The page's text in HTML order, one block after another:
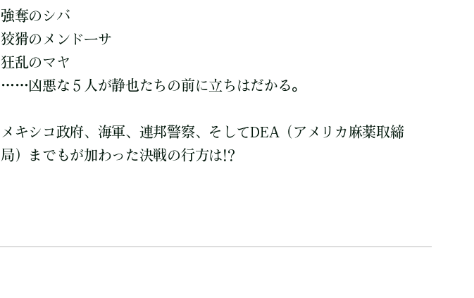
強奪のシバ
狡猾のメンドーサ
狂乱のマヤ
……凶悪な５人が静也たちの前に立ちはだかる。
メキシコ政府、海軍、連邦警察、そしてDEA（アメリカ麻薬取締
局）までもが加わった決戦の行方は!?